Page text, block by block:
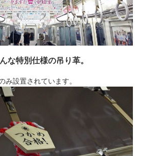
な特別仕様の吊り革。
み設置されています。